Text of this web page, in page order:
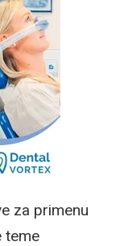
za primenu
teme